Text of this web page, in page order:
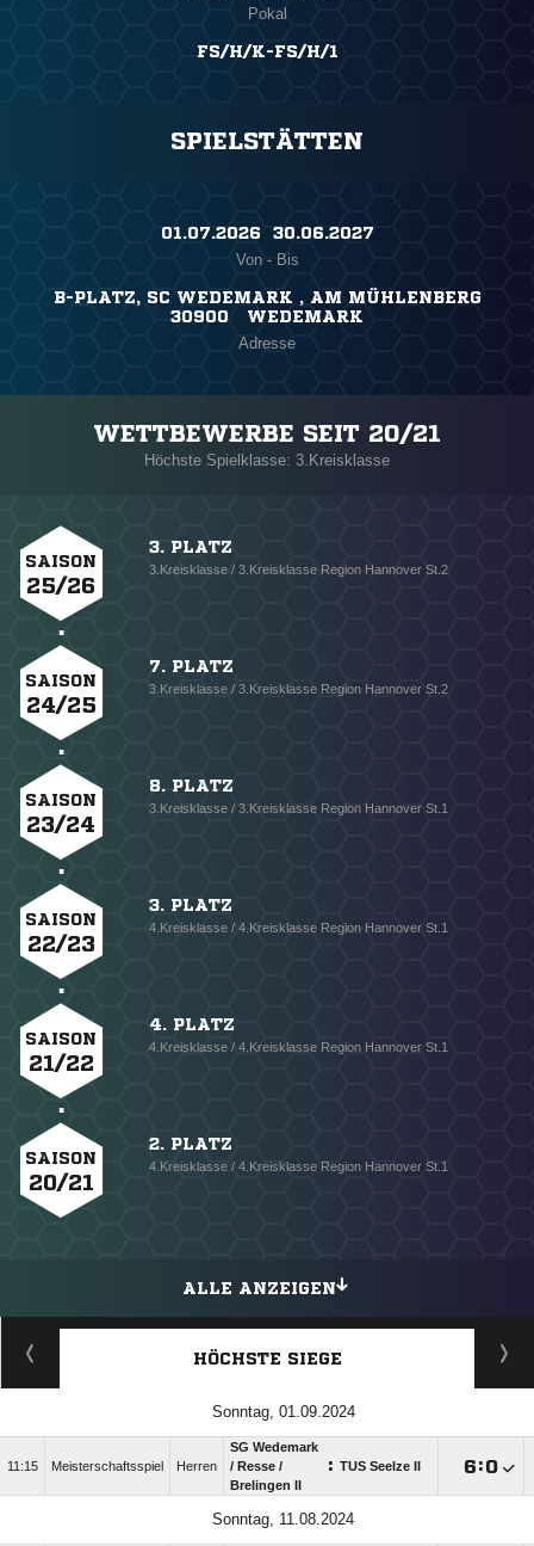
Pokal
FS/H/K-FS/H/1
SPIELSTÄTTEN
01.07.2026 ​ 30.06.2027
Von - Bis
B-PLATZ, SC WEDEMARK , AM MÜHLENBERG
30900 WEDEMARK
Adresse
WETTBEWERBE SEIT 20/21
Höchste Spielklasse: 3.Kreisklasse
SAISON
25/26
3. PLATZ
3.Kreisklasse / 3.Kreisklasse Region Hannover St.2
SAISON
24/25
7. PLATZ
3.Kreisklasse / 3.Kreisklasse Region Hannover St.2
SAISON
23/24
8. PLATZ
3.Kreisklasse / 3.Kreisklasse Region Hannover St.1
SAISON
22/23
3. PLATZ
4.Kreisklasse / 4.Kreisklasse Region Hannover St.1
SAISON
21/22
4. PLATZ
4.Kreisklasse / 4.Kreisklasse Region Hannover St.1
SAISON
20/21
2. PLATZ
4.Kreisklasse / 4.Kreisklasse Region Hannover St.1
ALLE ANZEIGEN
HÖCHSTE SIEGE
Sonntag, 01.09.2024
11:15 Meisterschaftsspiel Herren
SG Wedemark
/​ Resse /​
Brelingen II
: TUS Seelze II :
Sonntag, 11.08.2024